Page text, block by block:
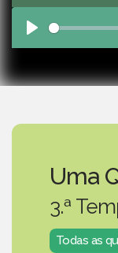
Play
Uma
3.ª
Todas as